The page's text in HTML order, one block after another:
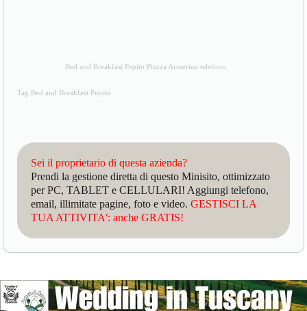
Bed and Breakfast Pepito Piazza Armerina telefono
Tag Bed and Breakfast Pepito
Sei il proprietario di questa azienda?
Prendi la gestione diretta di questo Minisito, ottimizzato
per PC, TABLET e CELLULARI! Aggiungi telefono,
email, illimitate pagine, foto e video.GESTISCI LA
TUA ATTIVITA': anche GRATIS!